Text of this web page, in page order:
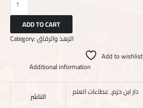
ADD TO CART
Category:الزهد والرقاق
Add to wishlist
Additional information
الناشر دار ابن حزم,عطاءات العلم